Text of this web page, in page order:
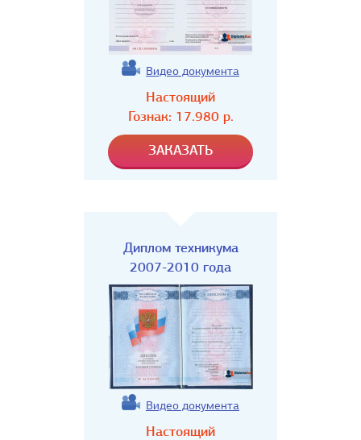
Видео документа
Настоящий
Гознак: 17.980р.
Диплом техникума
2007-2010 года
Видео документа
Настоящий